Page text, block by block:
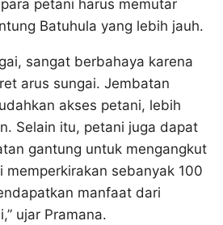
petani harus memutar
Batuhula yang lebih jauh.
sangat berbahaya karena
arus sungai. Jembatan
akses petani, lebih
Selain itu, petani juga dapat
gantung untuk mengangkut
memperkirakan sebanyak 100
manfaat dari
ujar Pramana.